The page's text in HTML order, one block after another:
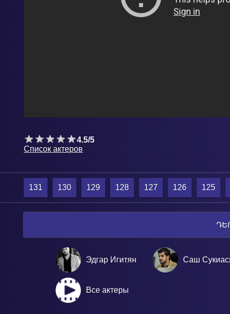
4.5/5
Список актеров
131 130 129 128 127 126 125
Эдгар Игитян Саш
Все актеры